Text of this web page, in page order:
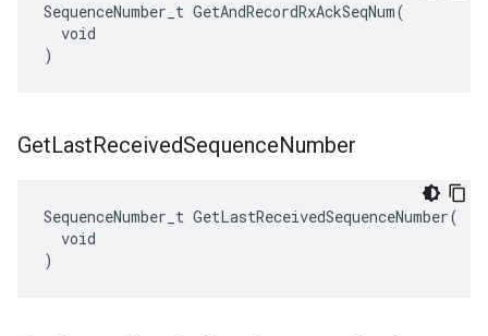
SequenceNumber_t GetAndRecordRxAckSeqNum(
  void
)
GetLastReceivedSequenceNumber
SequenceNumber_t GetLastReceivedSequenceNumber(
  void
)